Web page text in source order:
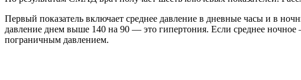
Первый показатель включает среднее давление в дневные часы и в
давление днем выше 140 на 90 — это гипертония. Если среднее
пограничным давлением.